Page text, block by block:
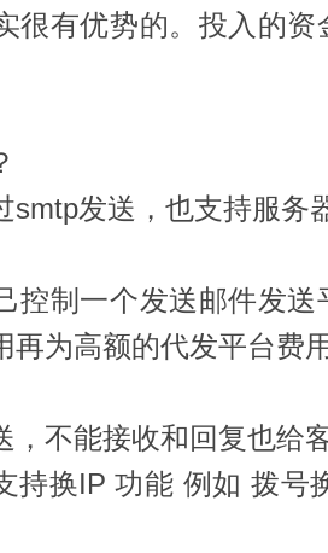
很有优势的。投入的
smtp发送，也支持服务
控制一个发送邮件发
再为高额的代发平台费
，不能接收和回复也给
持换IP 功能 例如 拨